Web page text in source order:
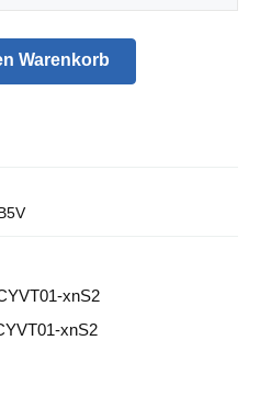
Wert ein oder benutze die
Warenkorb
xnS2
xnS2